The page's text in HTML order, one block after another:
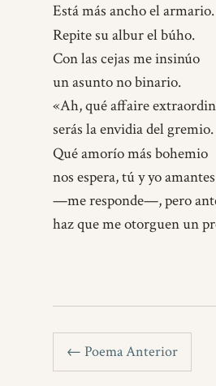
Está más ancho el armario.
Repite su albur el búho.
Con las cejas me insinúo
un asunto no binario.
«Ah, qué affaire
serás la envidia del gremio.
Qué amorío más bohemio
nos espera, tú y yo amantes
—me responde—, pero
haz que me otorguen un
← Poema Anterior